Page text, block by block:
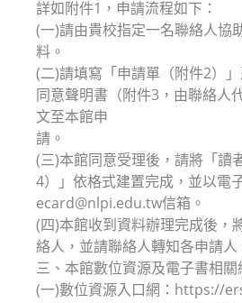
詳如附件1，申請流程如下：
(一)請由貴校指定一名聯絡人協
料。
(二)請填寫「申請單（附件2）
同意聲明書（附件3，由聯絡人
文至本館申
請。
(三)本館同意受理後，請將「讀
4）」依格式建置完成，並以電
ecard@nlpi.edu.tw信箱。
(四)本館收到資料辦理完成後，
絡人，並請聯絡人轉知各申請人
三、本館數位資源及電子書相關
(一)數位資源入口網：https://